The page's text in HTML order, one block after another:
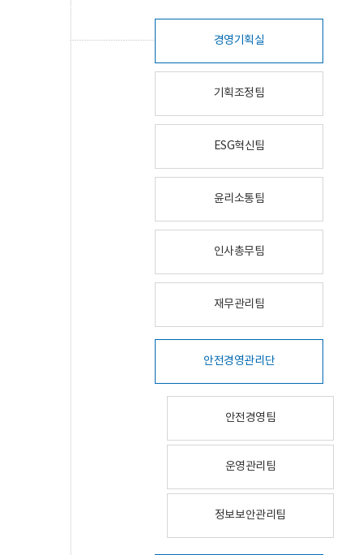
경영기획실
기획조정팀
ESG혁신팀
윤리소통팀
인사총무팀
재무관리팀
안전경영관리단
안전경영팀
운영관리팀
정보보안관리팀